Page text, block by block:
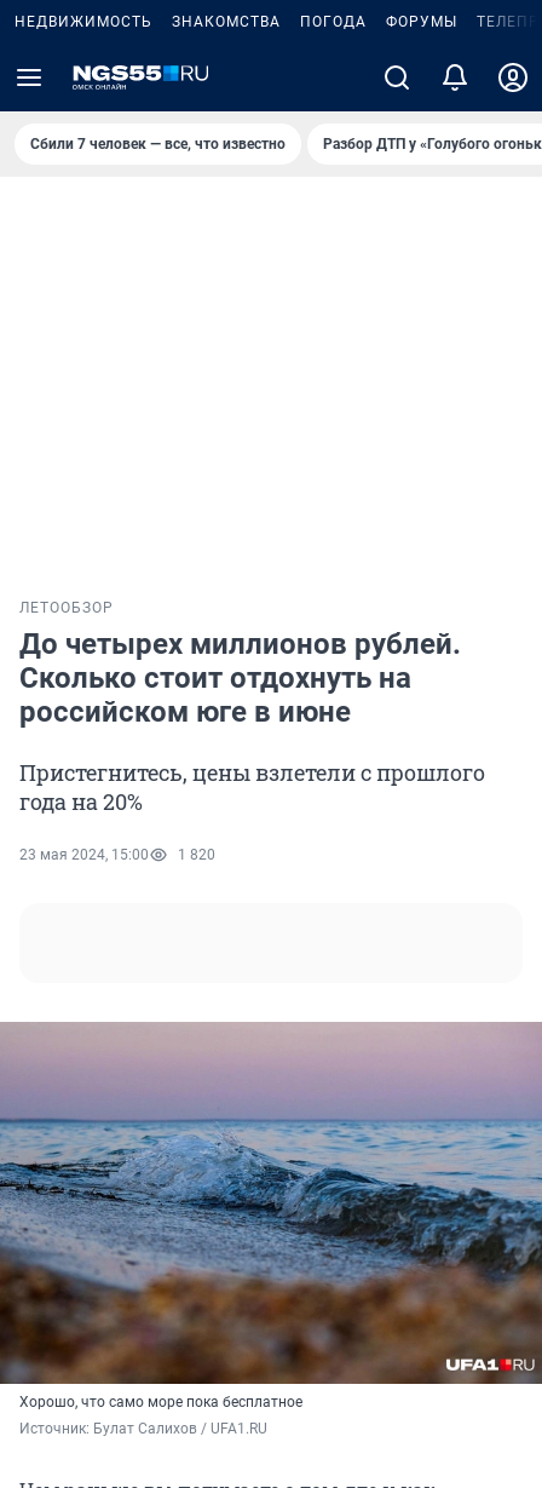
НЕДВИЖИМОСТЬ ЗНАКОМСТВА ПОГОДА ФОРУМЫ
Сбили 7 человек — все, что известно Разбор ДТП у «Голубого
ЛЕТООБЗОР
До четырех миллионов рублей.
Сколько стоит отдохнуть на
российском юге в июне
Пристегнитесь, цены взлетели с прошлого
года на 20%
23 мая 2024, 15:00 1 820
Хорошо, что само море пока бесплатное
Источник: Булат Салихов / UFA1.RU